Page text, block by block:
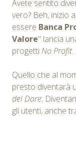
Avete sentito
vero? Beh, inizio
essere Banca
Valore" lancia
progettiNo Profit.
Quello che al
presto diventarà
del Dare.
gli utenti, anche